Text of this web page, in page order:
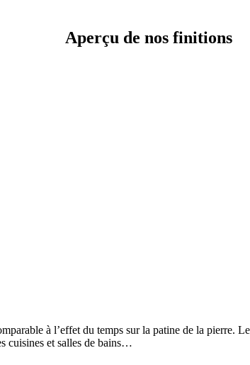
Aperçu de nos finitions
à l’effet du temps sur la patine de la pierre.
cuisines et salles de bains…